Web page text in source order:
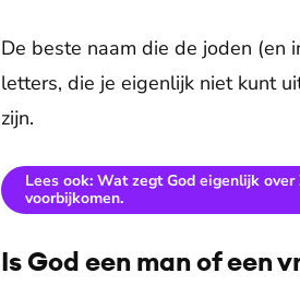
De beste naam die de joden (en
letters, die je eigenlijk niet kunt
zijn.
Lees ook: Wat zegt God eigenlijk
voorbijkomen.
Is God een man of een